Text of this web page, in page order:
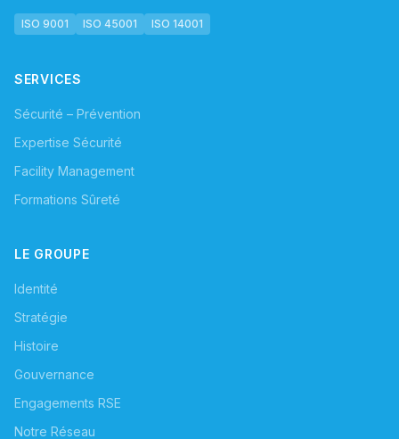
ISO 9001 ISO 45001 ISO 14001
SERVICES
Sécurité – Prévention
Expertise Sécurité
Facility Management
Formations Sûreté
LE GROUPE
Identité
Stratégie
Histoire
Gouvernance
Engagements RSE
Notre Réseau